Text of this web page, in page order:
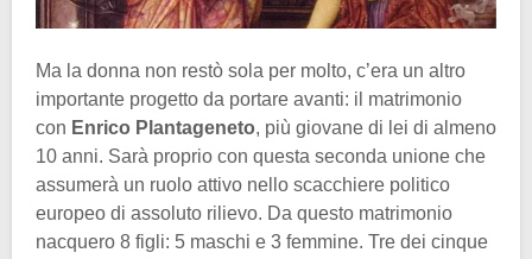
Ma la donna non restò sola per molto, c’era un altro
importante progetto da portare avanti: il matrimonio
con Enrico Plantageneto, più giovane di lei di almeno
10 anni. Sarà proprio con questa seconda unione che
assumerà un ruolo attivo nello scacchiere politico
europeo di assoluto rilievo. Da questo matrimonio
nacquero 8 figli: 5 maschi e 3 femmine. Tre dei cinque